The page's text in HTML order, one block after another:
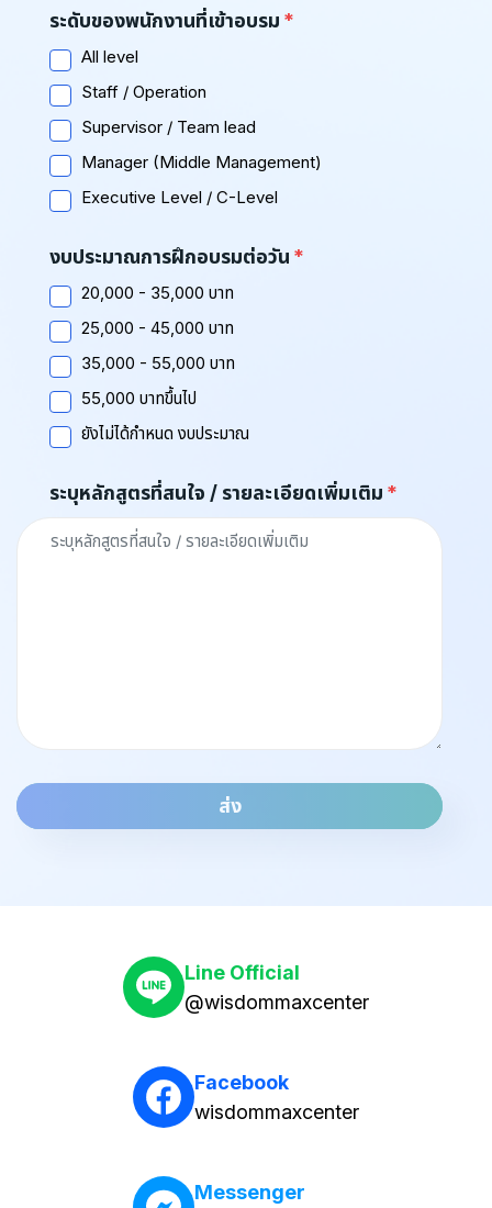
ระดับของพนักงานที่เข้าอบรม
All level
Staff / Operation
Supervisor / Team lead
Manager (Middle Management)
Executive Level / C-Level
งบประมาณการฝึกอบรมต่อวัน
20,000 - 35,000 บาท
25,000 - 45,000 บาท
35,000 - 55,000 บาท
55,000 บาทขึ้นไป
ยังไม่ได้กำหนด งบประมาณ
ระบุหลักสูตรที่สนใจ / รายละเอียดเพิ่มเติม
ส่ง
Line Official
@wisdommaxcenter
Facebook
wisdommaxcenter
Messenger